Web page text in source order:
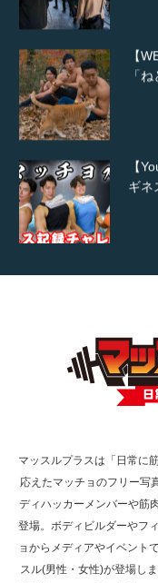
【
「
【
ギ
で
た（
マッスルプラスは「日常に
応えたマッチョのフリー写
ディハッカーメンバーや筋
登場。ボディビルダーやフ
ョからメディアやイベント
スル(男性・女性)が登場し